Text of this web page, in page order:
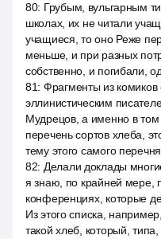
80: Грубым, вульгарным
школах, их не читали
учащиеся, то оно Реже
меньше, и при разных
собственно, и погибали,
81: Фрагменты из
эллинистическим
Мудрецов, а именно в том
перечень сортов хлеба,
тему этого самого
82: Делали доклады
я знаю, по крайней мере,
конференциях, которые
Из этого списка,
такой хлеб, который,